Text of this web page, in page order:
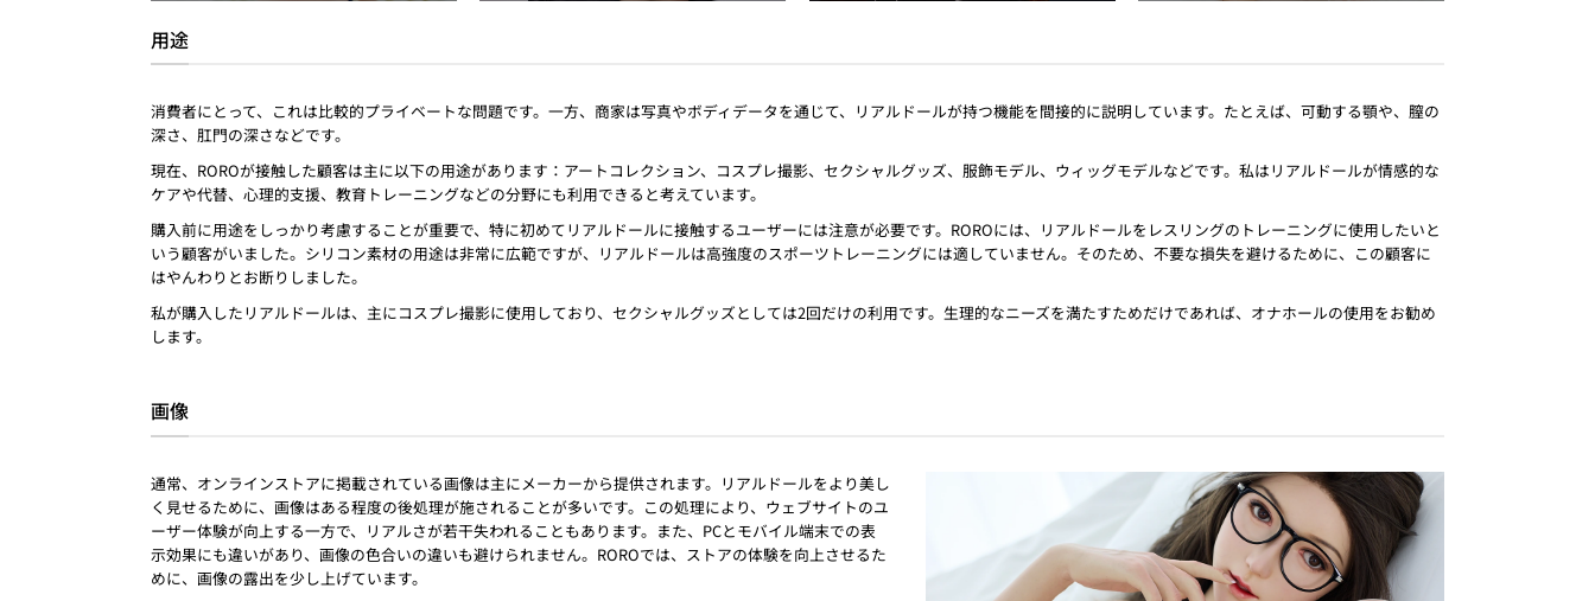
用途
消費者にとって、これは比較的プライベートな問題です。一方、商家は写真やボディデータを通じて、リアルドールが持つ機能を間接的に説明しています。たとえば、可動する顎や、膣の
深さ、肛門の深さなどです。
現在、ROROが接触した顧客は主に以下の用途があります：アートコレクション、コスプレ撮影、セクシャルグッズ、服飾モデル、ウィッグモデルなどです。私はリアルドールが情感的な
ケアや代替、心理的支援、教育トレーニングなどの分野にも利用できると考えています。
購入前に用途をしっかり考慮することが重要で、特に初めてリアルドールに接触するユーザーには注意が必要です。ROROには、リアルドールをレスリングのトレーニングに使用したいと
いう顧客がいました。シリコン素材の用途は非常に広範ですが、リアルドールは高強度のスポーツトレーニングには適していません。そのため、不要な損失を避けるために、この顧客に
はやんわりとお断りしました。
私が購入したリアルドールは、主にコスプレ撮影に使用しており、セクシャルグッズとしては2回だけの利用です。生理的なニーズを満たすためだけであれば、オナホールの使用をお勧め
します。
画像
通常、オンラインストアに掲載されている画像は主にメーカーから提供されます。リアルドールをより美し
く見せるために、画像はある程度の後処理が施されることが多いです。この処理により、ウェブサイトのユ
ーザー体験が向上する一方で、リアルさが若干失われることもあります。また、PCとモバイル端末での表
示効果にも違いがあり、画像の色合いの違いも避けられません。ROROでは、ストアの体験を向上させるた
めに、画像の露出を少し上げています。